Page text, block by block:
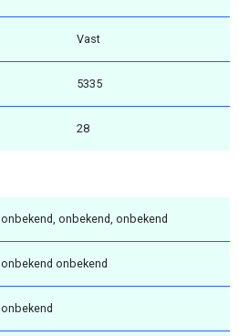
Vast
5335
28
onbekend, onbekend, onbekend
onbekend onbekend
onbekend